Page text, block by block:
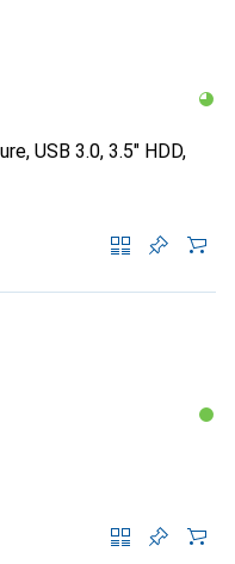
USB 3.0, 3.5" HDD,